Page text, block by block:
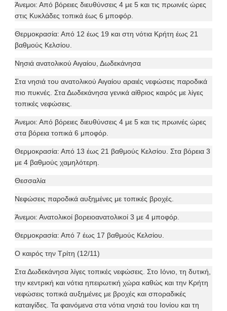
Άνεμοι: Από βόρειες διευθύνσεις 4 με 5 και τις πρωινές ώρες
στις Κυκλάδες τοπικά έως 6 μποφόρ.
Θερμοκρασία: Από 12 έως 19 και στη νότια Κρήτη έως 21
βαθμούς Κελσίου.
Νησιά ανατολικού Αιγαίου, Δωδεκάνησα
Στα νησιά του ανατολικού Αιγαίου αραιές νεφώσεις παροδικά
πιο πυκνές. Στα Δωδεκάνησα γενικά αίθριος καιρός με λίγες
τοπικές νεφώσεις.
Άνεμοι: Από βόρειες διευθύνσεις 4 με 5 και τις πρωινές ώρες
στα βόρεια τοπικά 6 μποφόρ.
Θερμοκρασία: Από 13 έως 21 βαθμούς Κελσίου. Στα βόρεια 3
με 4 βαθμούς χαμηλότερη.
Θεσσαλία
Νεφώσεις παροδικά αυξημένες με τοπικές βροχές.
Άνεμοι: Ανατολικοί βορειοανατολικοί 3 με 4 μποφόρ.
Θερμοκρασία: Από 7 έως 17 βαθμούς Κελσίου.
Ο καιρός την Τρίτη (12/11)
Στα Δωδεκάνησα λίγες τοπικές νεφώσεις. Στο Ιόνιο, τη δυτική,
την κεντρική και νότια ηπειρωτική χώρα καθώς και την Κρήτη
νεφώσεις τοπικά αυξημένες με βροχές και σποραδικές
καταιγίδες. Τα φαινόμενα στα νότια νησιά του Ιονίου και τη